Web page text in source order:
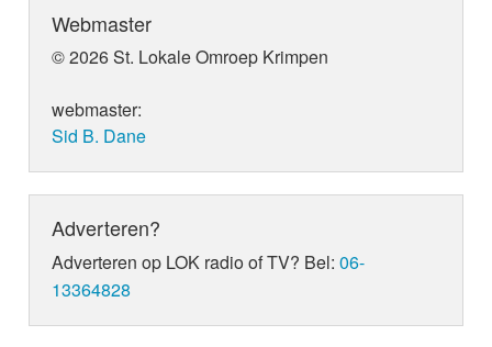
Webmaster
© 2026 St. Lokale Omroep Krimpen
webmaster:
Sid B. Dane
Adverteren?
Adverteren op LOK radio of TV? Bel:06-
13364828